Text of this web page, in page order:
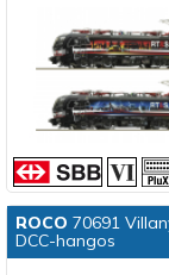
ROCO 70691
DCC-hangos